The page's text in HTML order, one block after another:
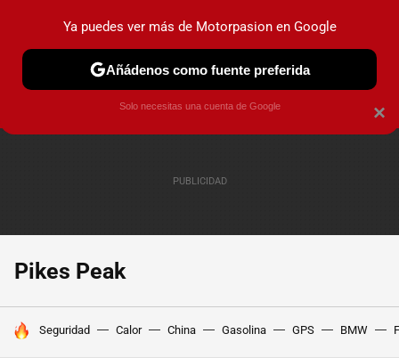
PRUEBAS COCHES ELÉCTRICOS OBSERVATORIO
Pikes Peak
HOY SE HABLA DE
Seguridad Calor China Gasolina GPS BMW
×
Ya puedes ver más de Motorpasion en Google
Añádenos como fuente preferida
Solo necesitas una cuenta de Google